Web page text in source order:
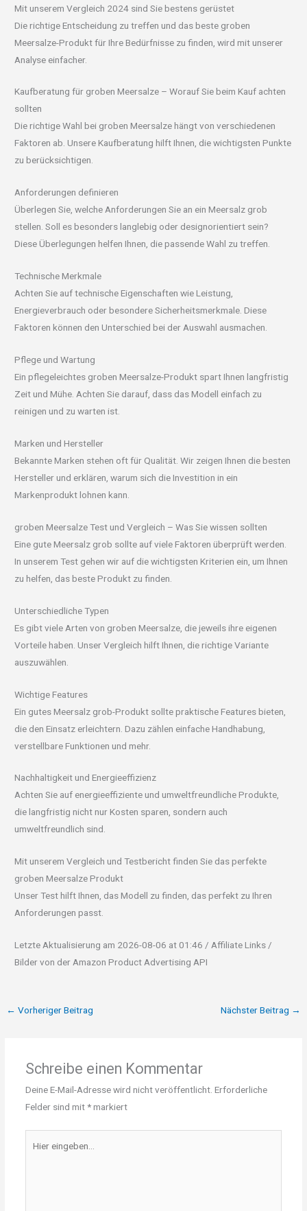
Mit unserem Vergleich 2024 sind Sie bestens gerüstet
Die richtige Entscheidung zu treffen und das beste groben
Meersalze-Produkt für Ihre Bedürfnisse zu finden, wird mit unserer
Analyse einfacher.
Kaufberatung für groben Meersalze – Worauf Sie beim Kauf achten
sollten
Die richtige Wahl bei groben Meersalze hängt von verschiedenen
Faktoren ab. Unsere Kaufberatung hilft Ihnen, die wichtigsten Punkte
zu berücksichtigen.
Anforderungen definieren
Überlegen Sie, welche Anforderungen Sie an ein Meersalz grob
stellen. Soll es besonders langlebig oder designorientiert sein?
Diese Überlegungen helfen Ihnen, die passende Wahl zu treffen.
Technische Merkmale
Achten Sie auf technische Eigenschaften wie Leistung,
Energieverbrauch oder besondere Sicherheitsmerkmale. Diese
Faktoren können den Unterschied bei der Auswahl ausmachen.
Pflege und Wartung
Ein pflegeleichtes groben Meersalze-Produkt spart Ihnen langfristig
Zeit und Mühe. Achten Sie darauf, dass das Modell einfach zu
reinigen und zu warten ist.
Marken und Hersteller
Bekannte Marken stehen oft für Qualität. Wir zeigen Ihnen die besten
Hersteller und erklären, warum sich die Investition in ein
Markenprodukt lohnen kann.
groben Meersalze Test und Vergleich – Was Sie wissen sollten
Eine gute Meersalz grob sollte auf viele Faktoren überprüft werden.
In unserem Test gehen wir auf die wichtigsten Kriterien ein, um Ihnen
zu helfen, das beste Produkt zu finden.
Unterschiedliche Typen
Es gibt viele Arten von groben Meersalze, die jeweils ihre eigenen
Vorteile haben. Unser Vergleich hilft Ihnen, die richtige Variante
auszuwählen.
Wichtige Features
Ein gutes Meersalz grob-Produkt sollte praktische Features bieten,
die den Einsatz erleichtern. Dazu zählen einfache Handhabung,
verstellbare Funktionen und mehr.
Nachhaltigkeit und Energieeffizienz
Achten Sie auf energieeffiziente und umweltfreundliche Produkte,
die langfristig nicht nur Kosten sparen, sondern auch
umweltfreundlich sind.
Mit unserem Vergleich und Testbericht finden Sie das perfekte
groben Meersalze Produkt
Unser Test hilft Ihnen, das Modell zu finden, das perfekt zu Ihren
Anforderungen passt.
Letzte Aktualisierung am 2026-08-06 at 01:46 / Affiliate Links /
Bilder von der Amazon Product Advertising API
← Vorheriger Beitrag Nächster Beitrag →
Schreibe einen Kommentar
Deine E-Mail-Adresse wird nicht veröffentlicht. Erforderliche
Felder sind mit*markiert
eingeben…